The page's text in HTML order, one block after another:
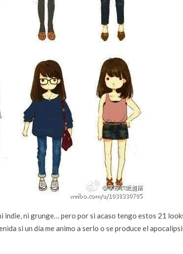
indie, ni grunge… pero por si acaso tengo estos 21
si un día me animo a serlo o se produce el